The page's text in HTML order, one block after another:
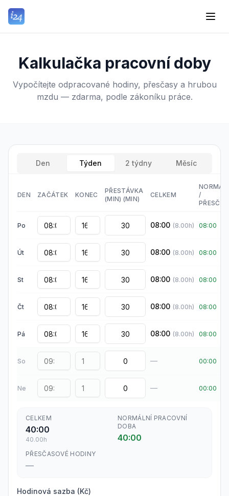
Kalkulačka pracovní doby
Vypočítejte odpracované hodiny, přesčasy a hrubou
mzdu — zdarma, podle zákoníku práce.
Den Týden 2 týdny Měsíc
DEN ZAČÁTEK KONEC
PŘESTÁVKA
(MIN) (MIN)
CELKEM
/
Po 08:00 (8.00h) 08:00
Út 08:00 (8.00h) 08:00
St 08:00 (8.00h) 08:00
Čt 08:00 (8.00h) 08:00
Pá 08:00 (8.00h) 08:00
So — 00:00
Ne — 00:00
CELKEM
40:00
40.00h
NORMÁLNÍ PRACOVNÍ
DOBA
40:00
PŘESČASOVÉ HODINY
—
Hodinová sazba (Kč)